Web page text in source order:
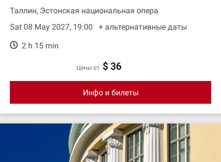
Таллин, Эстонская национальная опера
Sat 08 May 2027, 19:00
+ aльтернативные даты
2 h 15 min
цены от $ 36
Инфо и билеты